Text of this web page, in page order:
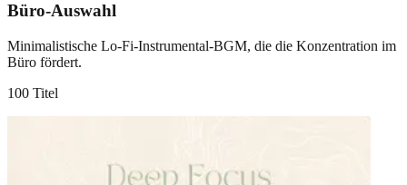
Büro-Auswahl
Minimalistische Lo-Fi-Instrumental-BGM, die die Konzentration im
Büro fördert.
100 Titel